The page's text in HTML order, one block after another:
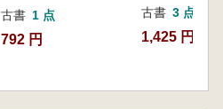
古書 1 点
792 円
古書 3 点
1,425 円~